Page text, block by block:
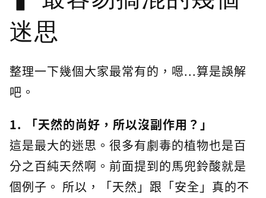
迷思
整理一下幾個大家最常有的，嗯...算是誤解
吧。
1. 「天然的尚好，所以沒副作用？」
這是最大的迷思。很多有劇毒的植物也是百
分之百純天然啊。前面提到的馬兜鈴酸就是
個例子。 所以，「天然」跟「安全」真的不